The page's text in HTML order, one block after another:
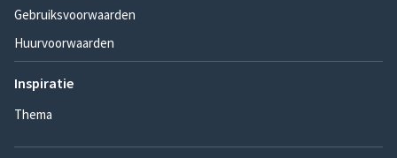
Gebruiksvoorwaarden
Huurvoorwaarden
Inspiratie
Thema